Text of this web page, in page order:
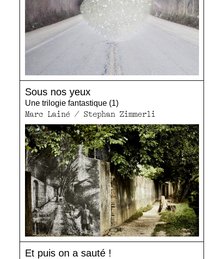
Sous nos yeux
Une trilogie fantastique (1)
Marc Lainé / Stephan Zimmerli
Et puis on a sauté !